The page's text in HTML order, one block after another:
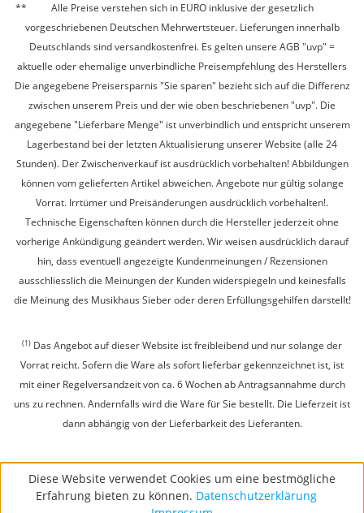
Alle Preise verstehen sich in EURO inklusive der gesetzlich
vorgeschriebenen Deutschen Mehrwertsteuer. Lieferungen innerhalb
Deutschlands sind versandkostenfrei. Es gelten unsere AGB "uvp" =
aktuelle oder ehemalige unverbindliche Preisempfehlung des Herstellers
Die angegebene Preisersparnis "Sie sparen" bezieht sich auf die Differenz
zwischen unserem Preis und der wie oben beschriebenen "uvp". Die
angegebene "Lieferbare Menge" ist unverbindlich und entspricht unserem
Lagerbestand bei der letzten Aktualisierung unserer Website (alle 24
Stunden). Der Zwischenverkauf ist ausdrücklich vorbehalten! Abbildungen
können vom gelieferten Artikel abweichen. Angebote nur gültig solange
Vorrat. Irrtümer und Preisänderungen ausdrücklich vorbehalten!.
Technische Eigenschaften können durch die Hersteller jederzeit ohne
vorherige Ankündigung geändert werden. Wir weisen ausdrücklich darauf
hin, dass eventuell angezeigte Kundenmeinungen / Rezensionen
ausschliesslich die Meinungen der Kunden widerspiegeln und keinesfalls
die Meinung des Musikhaus Sieber oder deren Erfüllungsgehilfen darstellt!
(1) Das Angebot auf dieser Website ist freibleibend und nur solange der
Vorrat reicht. Sofern die Ware als sofort lieferbar gekennzeichnet ist, ist
mit einer Regelversandzeit von ca. 6 Wochen ab Antragsannahme durch
uns zu rechnen. Andernfalls wird die Ware für Sie bestellt. Die Lieferzeit ist
dann abhängig von der Lieferbarkeit des Lieferanten.
Diese Website verwendet Cookies um eine bestmögliche
Erfahrung bieten zu können. Datenschutzerklärung